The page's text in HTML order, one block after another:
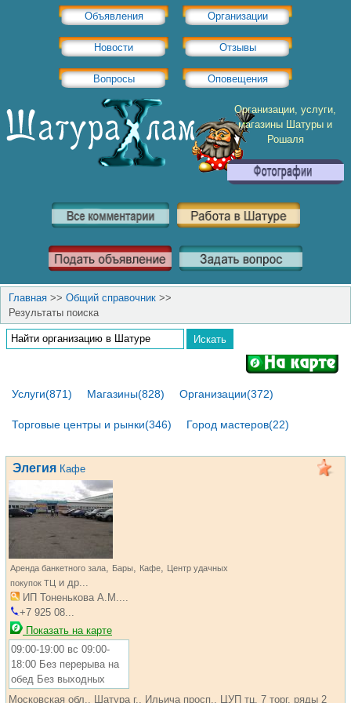
Объявления Организации
Новости Отзывы
Вопросы Оповещения
Организации, услуги,
магазины Шатуры и
Рошаля
Главная >> Общий справочник >>
Результаты поиска
Услуги(871) Магазины(828) Организации(372)
Торговые центры и рынки(346) Город мастеров(22)
Элегия Кафе
Аренда банкетного зала, Бары, Кафе, Центр удачных
покупок ТЦ и др...
ИП Тоненькова А.М....
+7 925 08...
Показать на карте
09:00-19:00 вс 09:00-
18:00 Без перерыва на
обед Без выходных
Московская обл., Шатура г., Ильича просп., ЦУП тц, 7 торг. ряды 2